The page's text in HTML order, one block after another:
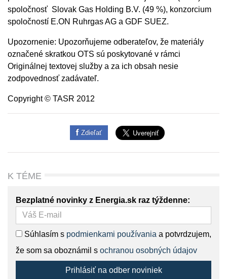
spoločnosť Slovak Gas Holding B.V. (49 %), konzorcium
spoločností E.ON Ruhrgas AG a GDF SUEZ.
Upozornenie: Upozorňujeme odberateľov, že materiály
označené skratkou OTS sú poskytované v rámci
Originálnej textovej služby a za ich obsah nesie
zodpovednosť zadávateľ.
Copyright © TASR 2012
Zdieľať
K TÉME
Bezplatné novinky z Energia.sk raz týždenne:
Súhlasím s podmienkami používania a potvrdzujem,
že som sa oboznámil s ochranou osobných údajov
Prihlásiť na odber noviniek